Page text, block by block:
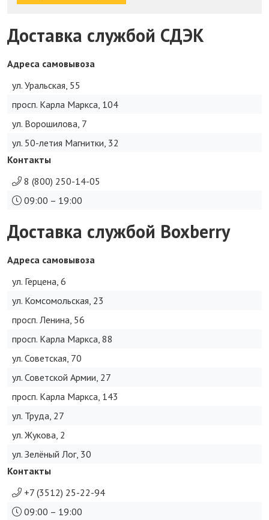
Доставка службой СДЭК
Адреса самовывоза
ул. Уральская, 55
просп. Карла Маркса, 104
ул. Ворошилова, 7
ул. 50-летия Магнитки, 32
Контакты
8 (800) 250-14-05
09:00 – 19:00
Доставка службой Boxberry
Адреса самовывоза
ул. Герцена, 6
ул. Комсомольская, 23
просп. Ленина, 56
просп. Карла Маркса, 88
ул. Советская, 70
ул. Советской Армии, 27
просп. Карла Маркса, 143
ул. Труда, 27
ул. Жукова, 2
ул. Зелёный Лог, 30
Контакты
+7 (3512) 25-22-94
09:00 – 19:00